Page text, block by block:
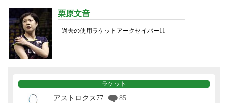
栗原文音
過去の使用ラケットアークセイバー11
ラケット
アストロクス77 85